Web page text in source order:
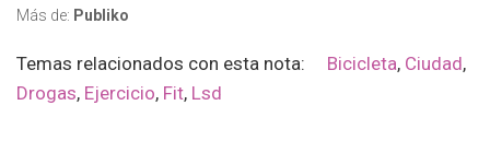
Más de: Publiko
Temas relacionados con esta nota: Bicicleta, Ciudad,
Drogas, Ejercicio, Fit, Lsd